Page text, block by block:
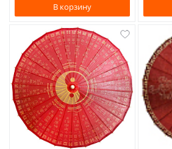
В корзину